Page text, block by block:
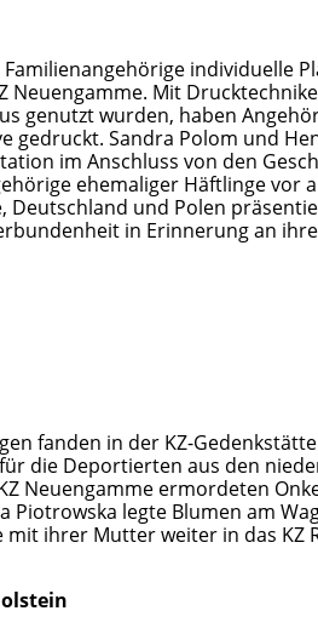
individuelle
Neuengamme. Mit
genutzt wurden, haben
gedruckt. Sandra Polom und
im Anschluss von den
ehemaliger Häftlinge vor
Deutschland und Polen
in Erinnerung an
fanden in der KZ-
die Deportierten aus den
Neuengamme ermordeten
Piotrowska legte Blumen am
ihrer Mutter weiter in das KZ